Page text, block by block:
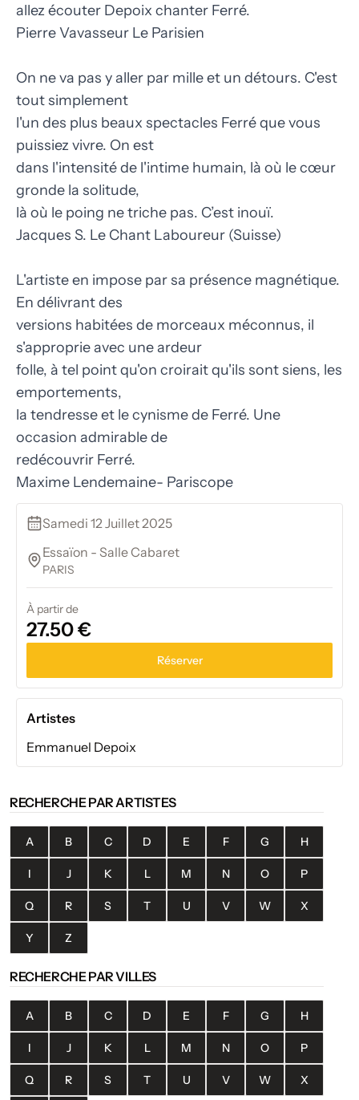
allez écouter Depoix chanter Ferré.
Pierre Vavasseur Le Parisien
On ne va pas y aller par mille et un détours. C'est
tout simplement
l'un des plus beaux spectacles Ferré que vous
puissiez vivre. On est
dans l'intensité de l'intime humain, là où le cœur
gronde la solitude,
là où le poing ne triche pas. C’est inouï.
Jacques S. Le Chant Laboureur (Suisse)
L'artiste en impose par sa présence magnétique.
En délivrant des
versions habitées de morceaux méconnus, il
s'approprie avec une ardeur
folle, à tel point qu'on croirait qu'ils sont siens, les
emportements,
la tendresse et le cynisme de Ferré. Une
occasion admirable de
redécouvrir Ferré.
Maxime Lendemaine- Pariscope
Samedi 12 Juillet 2025
Essaïon - Salle Cabaret
PARIS
À partir de
27.50 €
Réserver
Artistes
Emmanuel Depoix
RECHERCHE PAR ARTISTES
A B C D E F G H
I J K L M N O P
Q R S T U V W X
Y Z
RECHERCHE PAR VILLES
A B C D E F G H
I J K L M N O P
Q R S T U V W X